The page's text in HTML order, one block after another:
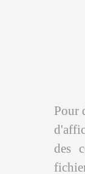
Pour
des